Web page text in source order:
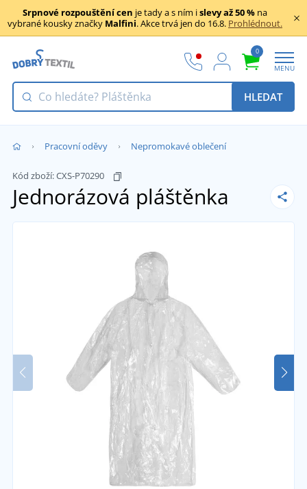
Srpnové rozpouštění cen je tady a s ním islevy až 50 % na
vybrané kousky značky Malfini. Akce trvá jen do 16.8. Prohlédnout.
0
MENU
HLEDAT
Pracovní oděvy Nepromokavé oblečení
Kód zboží:CXS-P70290
Jednorázová pláštěnka